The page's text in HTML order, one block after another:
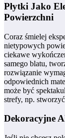
Płytki Jako
Powierzchni
Coraz śmielej
nietypowych
ciekawe
samego blatu,
rozwiązanie
odpowiednich
może być
strefy, np.
Dekoracyjne